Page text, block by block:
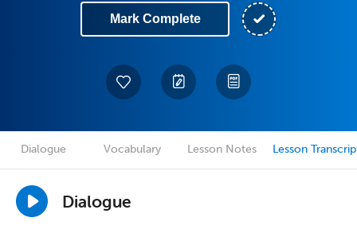
Mark Complete
Dialogue Vocabulary Lesson Notes Lesson
Dialogue